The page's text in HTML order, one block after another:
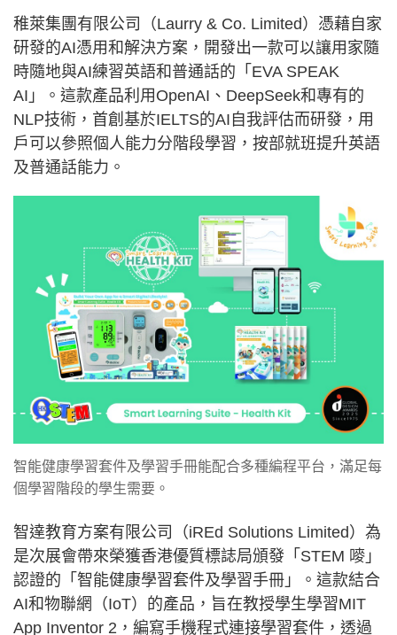
稚萊集團有限公司（Laurry & Co. Limited）憑藉自家
研發的AI憑用和解決方案，開發出一款可以讓用家隨
時隨地與AI練習英語和普通話的「EVA SPEAK
AI」。這款產品利用OpenAI、DeepSeek和專有的
NLP技術，首創基於IELTS的AI自我評估而研發，用
戶可以參照個人能力分階段學習，按部就班提升英語
及普通話能力。
智能健康學習套件及學習手冊能配合多種編程平台，滿足每
個學習階段的學生需要。
智達教育方案有限公司（iREd Solutions Limited）為
是次展會帶來榮獲香港優質標誌局頒發「STEM 嘜」
認證的「智能健康學習套件及學習手冊」。這款結合
AI和物聯網（IoT）的產品，旨在教授學生學習MIT
App Inventor 2，編寫手機程式連接學習套件，透過